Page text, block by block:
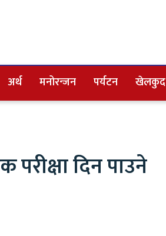
अर्थ मनोरन्जन पर्यटन खेलकुद
परीक्षा दिन पाउने